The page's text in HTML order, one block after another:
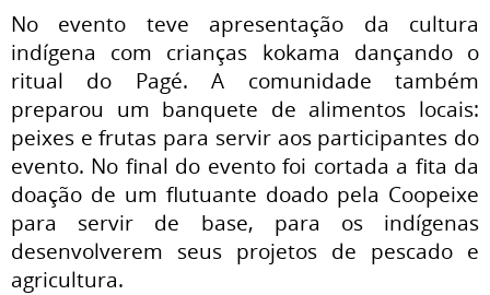
No evento teve apresentação da cultura
indígena com crianças kokama dançando o
ritual do Pagé. A comunidade também
preparou um banquete de alimentos locais:
peixes e frutas para servir aos participantes do
evento. No final do evento foi cortada a fita da
doação de um flutuante doado pela Coopeixe
para servir de base, para os indígenas
desenvolverem seus projetos de pescado e
agricultura.